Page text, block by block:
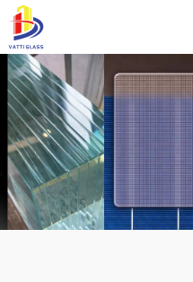
Vidrio
cerámico
transparente